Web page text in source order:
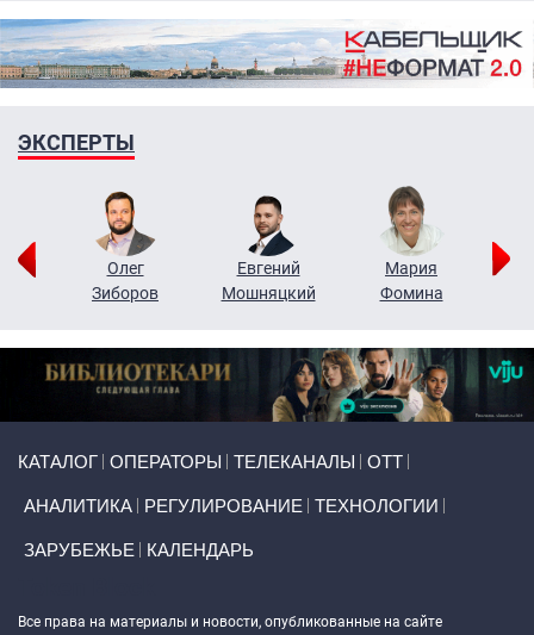
ЭКСПЕРТЫ
Олег
Зиборов
Евгений
Мошняцкий
Мария
Фомина
КАТАЛОГ ОПЕРАТОРЫ ТЕЛЕКАНАЛЫ ОТТ
АНАЛИТИКА РЕГУЛИРОВАНИЕ ТЕХНОЛОГИИ
ЗАРУБЕЖЬЕ КАЛЕНДАРЬ
Все права на материалы и новости, опубликованные на сайте